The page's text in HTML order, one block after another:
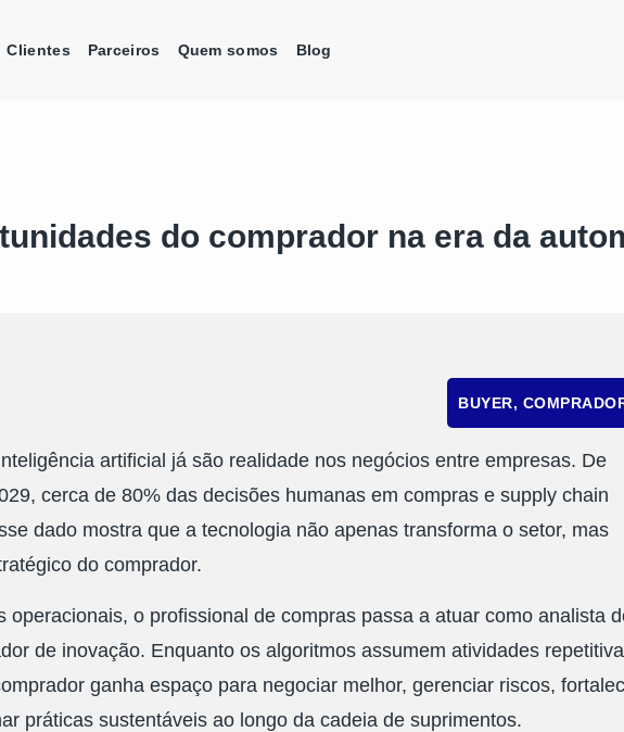
Clientes Parceiros Quem somos Blog
do comprador na era da
BUYER,
artificial já são realidade nos negócios entre empresas. De
cerca de 80% das decisões humanas em compras e supply chain
dado mostra que a tecnologia não apenas transforma o setor, mas
do comprador.
operacionais, o profissional de compras passa a atuar como analista
de inovação. Enquanto os algoritmos assumem atividades
ganha espaço para negociar melhor, gerenciar riscos,
práticas sustentáveis ao longo da cadeia de suprimentos.